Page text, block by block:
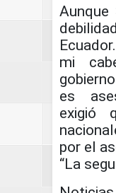
Aunque
mi
es
exigió
por el
“La